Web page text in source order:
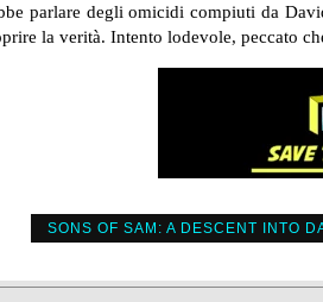
parlare degli omicidi compiuti da
la verità. Intento lodevole, peccato
SONS OF SAM: A DESCENT INTO